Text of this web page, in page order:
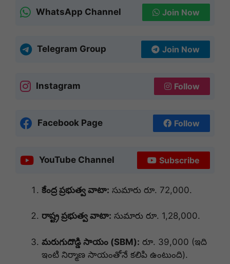
WhatsApp Channel Join Now
Telegram Group Join Now
Instagram Follow
Facebook Page Follow
YouTube Channel Subscribe
కేంద్ర ప్రభుత్వ వాటా: సుమారు రూ. 72,000.
రాష్ట్ర ప్రభుత్వ వాటా: సుమారు రూ. 1,28,000.
మరుగుదొడ్డి సాయం (SBM): రూ. 39,000 (ఇది
ఇంటి నిర్మాణ సాయంతోనే కలిపి ఉంటుంది).